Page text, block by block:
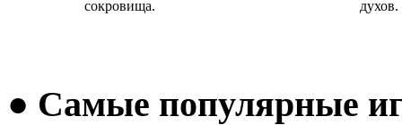
сокровища. духов.
● Самые популярные